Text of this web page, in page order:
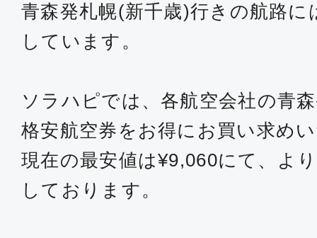
青森発札幌(新千歳)行きの航路に
しています。
ソラハピでは、各航空会社の青
格安航空券をお得にお買い求め
現在の最安値は¥9,060にて、よ
しております。